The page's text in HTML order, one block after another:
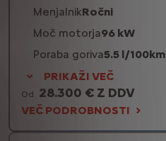
MenjalnikRočni
Moč motorja96 kW
Poraba goriva5.5 l/100km
PRIKAŽI VEČ
Od 28.300 € Z DDV
VEČ PODROBNOSTI